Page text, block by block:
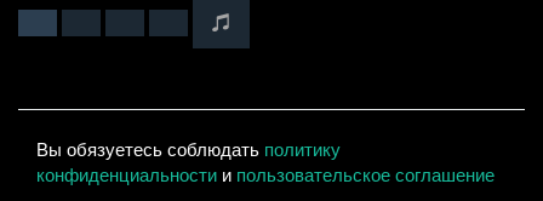
Вы обязуетесь соблюдать политику
конфиденциальности и пользовательское соглашение